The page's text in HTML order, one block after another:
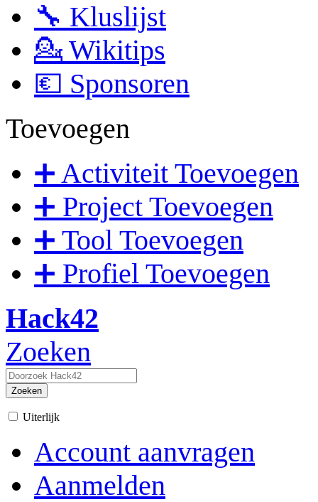
🔧 Kluslijst
💁 Wikitips
💶 Sponsoren
Toevoegen
➕ Activiteit Toevoegen
➕ Project Toevoegen
➕ Tool Toevoegen
➕ Profiel Toevoegen
Hack42
Zoeken
Zoeken
Uiterlijk
Account aanvragen
Aanmelden